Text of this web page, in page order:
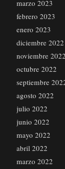
marzo 2023
febrero 2023
enero 2023
diciembre 2022
noviembre 2022
octubre 2022
septiembre
agosto 2022
julio 2022
junio 2022
mayo 2022
abril 2022
marzo 2022